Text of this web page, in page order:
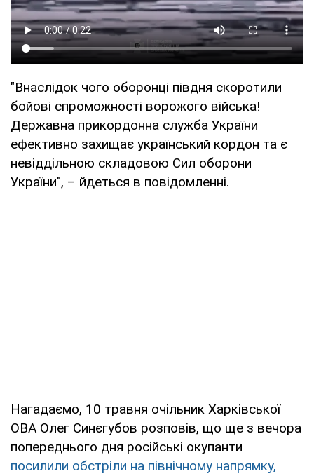
"Внаслідок чого оборонці півдня скоротили
бойові спроможності ворожого війська!
Державна прикордонна служба України
ефективно захищає український кордон та є
невіддільною складовою Сил оборони
України", – йдеться в повідомленні.
Нагадаємо, 10 травня очільник Харківської
ОВА Олег Синєгубов розповів, що ще з вечора
попереднього дня російські окупанти
посилили обстріли на північному напрямку,